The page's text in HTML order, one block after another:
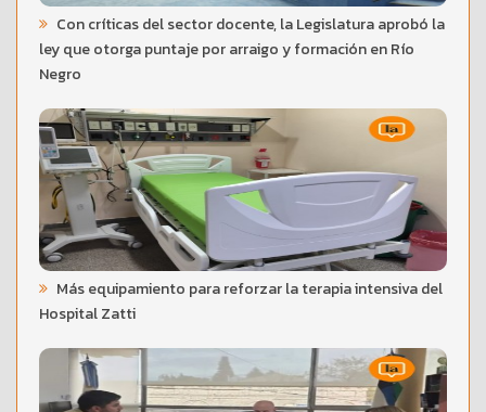
Con críticas del sector docente, la Legislatura aprobó la
ley que otorga puntaje por arraigo y formación en Río
Negro
Más equipamiento para reforzar la terapia intensiva del
Hospital Zatti